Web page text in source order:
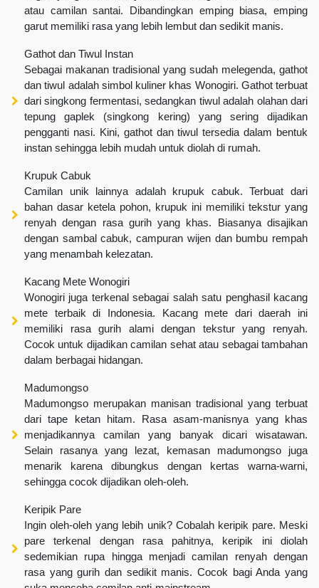
atau camilan santai. Dibandingkan emping biasa, emping
garut memiliki rasa yang lebih lembut dan sedikit manis.
Gathot dan Tiwul Instan
Sebagai makanan tradisional yang sudah melegenda, gathot
dan tiwul adalah simbol kuliner khas Wonogiri. Gathot terbuat
dari singkong fermentasi, sedangkan tiwul adalah olahan dari
tepung gaplek (singkong kering) yang sering dijadikan
pengganti nasi. Kini, gathot dan tiwul tersedia dalam bentuk
instan sehingga lebih mudah untuk diolah di rumah.
Krupuk Cabuk
Camilan unik lainnya adalah krupuk cabuk. Terbuat dari
bahan dasar ketela pohon, krupuk ini memiliki tekstur yang
renyah dengan rasa gurih yang khas. Biasanya disajikan
dengan sambal cabuk, campuran wijen dan bumbu rempah
yang menambah kelezatan.
Kacang Mete Wonogiri
Wonogiri juga terkenal sebagai salah satu penghasil kacang
mete terbaik di Indonesia. Kacang mete dari daerah ini
memiliki rasa gurih alami dengan tekstur yang renyah.
Cocok untuk dijadikan camilan sehat atau sebagai tambahan
dalam berbagai hidangan.
Madumongso
Madumongso merupakan manisan tradisional yang terbuat
dari tape ketan hitam. Rasa asam-manisnya yang khas
menjadikannya camilan yang banyak dicari wisatawan.
Selain rasanya yang lezat, kemasan madumongso juga
menarik karena dibungkus dengan kertas warna-warni,
sehingga cocok dijadikan oleh-oleh.
Keripik Pare
Ingin oleh-oleh yang lebih unik? Cobalah keripik pare. Meski
pare terkenal dengan rasa pahitnya, keripik ini diolah
sedemikian rupa hingga menjadi camilan renyah dengan
rasa yang gurih dan sedikit manis. Cocok bagi Anda yang